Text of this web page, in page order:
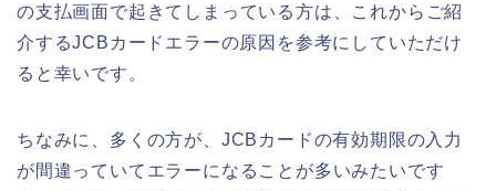
の支払画面で起きてしまっている方は、これからご紹
介するJCBカードエラーの原因を参考にしていただけ
ると幸いです。
ちなみに、多くの方が、JCBカードの有効期限の入力
が間違っていてエラーになることが多いみたいです